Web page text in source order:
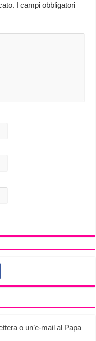
I campi obbligatori
o un’e-mail al Papa